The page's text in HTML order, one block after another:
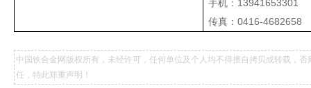
手机： 13941653301
传真：0416-4682658
中国铁合金网版权所有，未经许可，任何单位及个人均不得擅自拷贝或转载，
任，特此郑重声明！